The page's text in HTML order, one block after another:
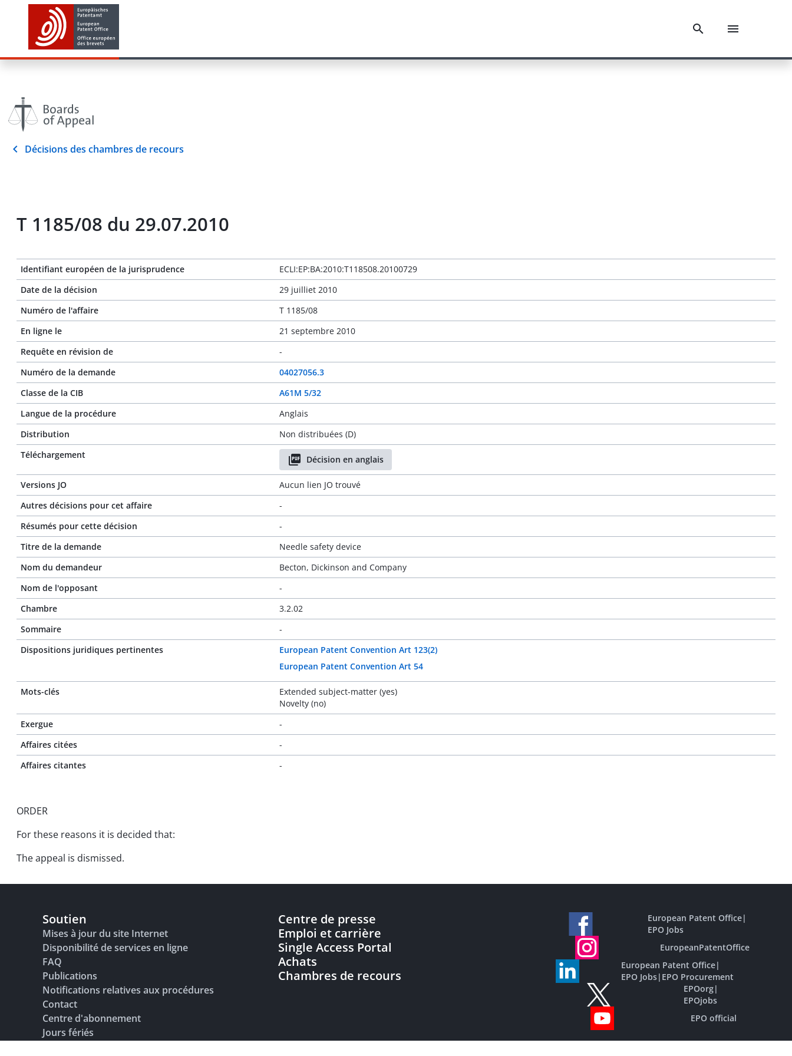
Décisions des chambres de recours
T 1185/08 du 29.07.2010
Identifiant européen de la jurisprudence
ECLI:EP:BA:2010:T118508.20100729
Date de la décision
29 juilliet 2010
Numéro de l'affaire
T 1185/08
En ligne le
21 septembre 2010
Requête en révision de
-
Numéro de la demande
04027056.3
Classe de la CIB
A61M 5/32
Langue de la procédure
Anglais
Distribution
Non distribuées (D)
Téléchargement
Décision en anglais
Versions JO
Aucun lien JO trouvé
Autres décisions pour cet affaire
-
Résumés pour cette décision
-
Titre de la demande
Needle safety device
Nom du demandeur
Becton, Dickinson and Company
Nom de l'opposant
-
Chambre
3.2.02
Sommaire
-
Dispositions juridiques pertinentes
European Patent Convention Art 123(2)
European Patent Convention Art 54
Mots-clés
Extended subject-matter (yes)
Novelty (no)
Exergue
-
Affaires citées
-
Affaires citantes
-
ORDER
For these reasons it is decided that:
The appeal is dismissed.
Soutien
Mises à jour du site Internet
Disponibilité de services en ligne
FAQ
Publications
Notifications relatives aux procédures
Contact
Centre d'abonnement
Jours fériés
Centre de presse
Emploi et carrière
Single Access Portal
Achats
Chambres de recours
European Patent Office|
EPO Jobs
EuropeanPatentOffice
European Patent Office|
EPO Jobs| EPO Procurement
EPOorg|
EPOjobs
EPO official